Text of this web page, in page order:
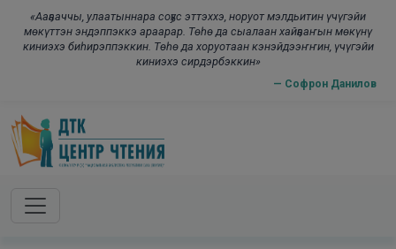
«Ааҕааччы, улаатыннара соҕус эттэххэ, норуот мэлдьитин үчүгэйи
мөкүттэн эндэппэккэ араарар. Төһө да сыалаан хайҕааҥын мөкүнү
киниэхэ биһирэппэккин. Төһө да хоруотаан кэнэйдээҥҥин, үчүгэйи
киниэхэ сирдэрбэккин»
— Софрон Данилов
Skip to main content modal-check